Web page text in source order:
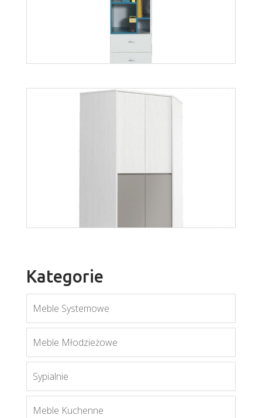
Mobi MO10
Więcej
Kategorie
Meble Systemowe
Meble Młodzieżowe
Sypialnie
Meble Kuchenne